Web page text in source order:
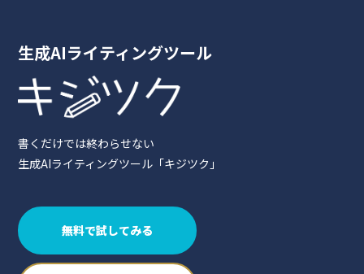
生成AIライティングツール
書くだけでは終わらせない
生成AIライティングツール「キジツク」
無料で試してみる